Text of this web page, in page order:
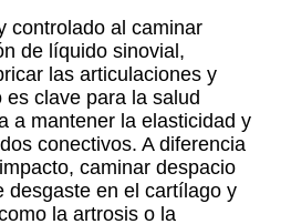
controlado al caminar
de líquido sinovial,
las articulaciones y
clave para la salud
a mantener la elasticidad y
conectivos. A diferencia
caminar despacio
desgaste en el cartílago y
la artrosis o la